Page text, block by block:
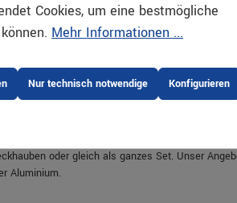
Gäste
ist nicht immer so einfach. Die
oder gleich als ganzes Set. Unser
Aluminium.
Cookies, um eine bestmögliche
Mehr Informationen ...
Nur technisch notwendige Konfigurieren